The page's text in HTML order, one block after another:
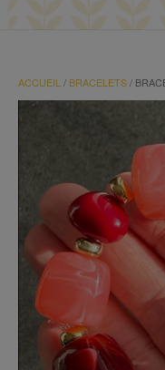
ACCUEIL / BRACELETS/